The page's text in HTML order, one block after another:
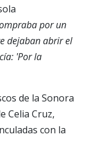
por un
dejaban abrir el
'Por la
de la Sonora
Celia Cruz,
con la